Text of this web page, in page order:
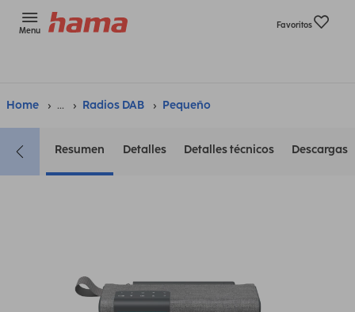
Menu
Favoritos
Home ... Radios DAB Pequeño
Resumen Detalles Detalles técnicos Descargas